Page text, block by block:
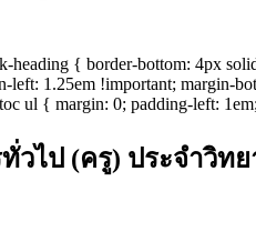
heading { border-bottom: 4px
1.25em !important; margin-
ul { margin: 0; padding-left:
ไป (ครู) ประจำวิท